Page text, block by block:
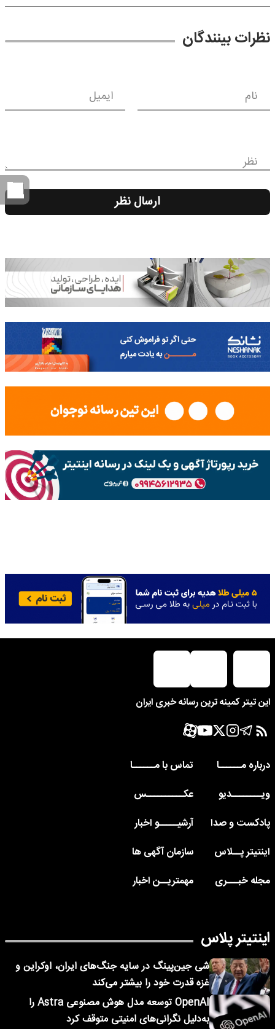
نظرات بینندگان
نام ایمیل
نظر
ارسال نظر
این تیتر کمینه ترین رسانه خبری ایران
درباره مــــــا
تماس با مــــــا
ویــــــــدیو
عکــــــــــس
پادکست و صدا
آرشیـــــو اخبار
اینتیتر پــلاس
سازمان آگهی ها
مجله خبـــری
مهمتریــن اخبار
اینتیتر پلاس
شی جین‌پینگ در سایه جنگ‌های ایران، اوکراین و
غزه قدرت خود را بیشتر می‌کند
OpenAI توسعه مدل هوش مصنوعی Astra را
به‌دلیل نگرانی‌های امنیتی متوقف کرد